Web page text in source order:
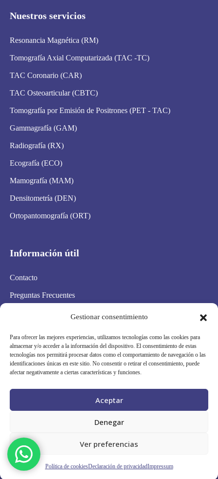
Gestionar consentimiento
Para ofrecer las mejores experiencias, utilizamos tecnologías como las cookies para
almacenar y/o acceder a la información del dispositivo. El consentimiento de estas
tecnologías nos permitirá procesar datos como el comportamiento de navegación o las
identificaciones únicas en este sitio. No consentir o retirar el consentimiento, puede
afectar negativamente a ciertas características y funciones.
Aceptar
Denegar
Ver preferencias
Política de cookiesDeclaración de privacidadImpressum
Nuestros servicios
Resonancia Magnética (RM)
Tomografía Axial Computarizada (TAC -TC)
TAC Coronario (CAR)
TAC Osteoarticular (CBTC)
Tomografía por Emisión de Positrones (PET - TAC)
Gammagrafía (GAM)
Radiografía (RX)
Ecografía (ECO)
Mamografía (MAM)
Densitometría (DEN)
Ortopantomografía (ORT)
Información útil
Contacto
Preguntas Frecuentes
Política de cookies
Condiciones Generales
Síguenos en redes
Grupo Scanner Vizcaya © · RPS 253/26